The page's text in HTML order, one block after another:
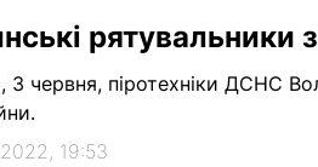
рятувальники
3 червня, піротехніки ДСНС
19:53